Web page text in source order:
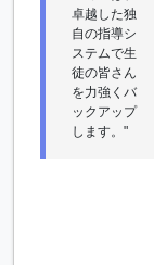
卓越した独
自の指導シ
ステムで生
徒の皆さん
を力強くバ
ックアップ
します。"